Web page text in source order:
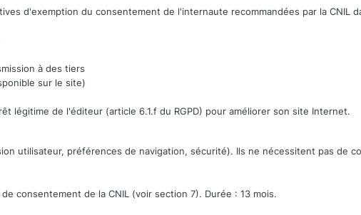
d'exemption du consentement de l'internaute recommandées par la CNIL
à des tiers
sur le site)
légitime de l'éditeur (article 6.1.f du RGPD) pour améliorer son site Internet.
utilisateur, préférences de navigation, sécurité). Ils ne nécessitent pas de
consentement de la CNIL (voir section 7). Durée : 13 mois.